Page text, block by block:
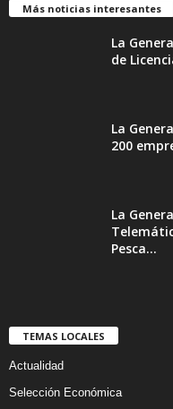
Más noticias interesantes
La
de
La
200
La
Pesca...
TEMAS LOCALES
Actualidad
Selección Económica